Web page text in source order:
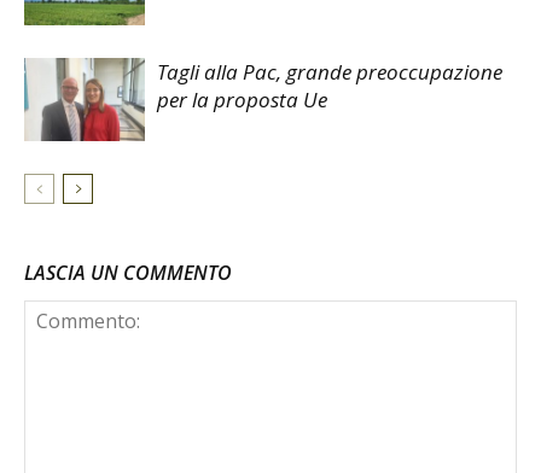
Tagli alla Pac, grande preoccupazione
per la proposta Ue
LASCIA UN COMMENTO